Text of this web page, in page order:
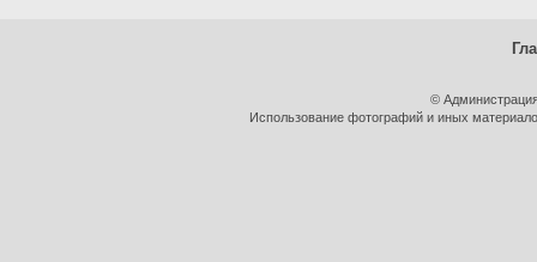
©
Использование фотографий и иных